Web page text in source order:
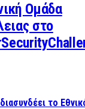
Ομάδα
στο
το